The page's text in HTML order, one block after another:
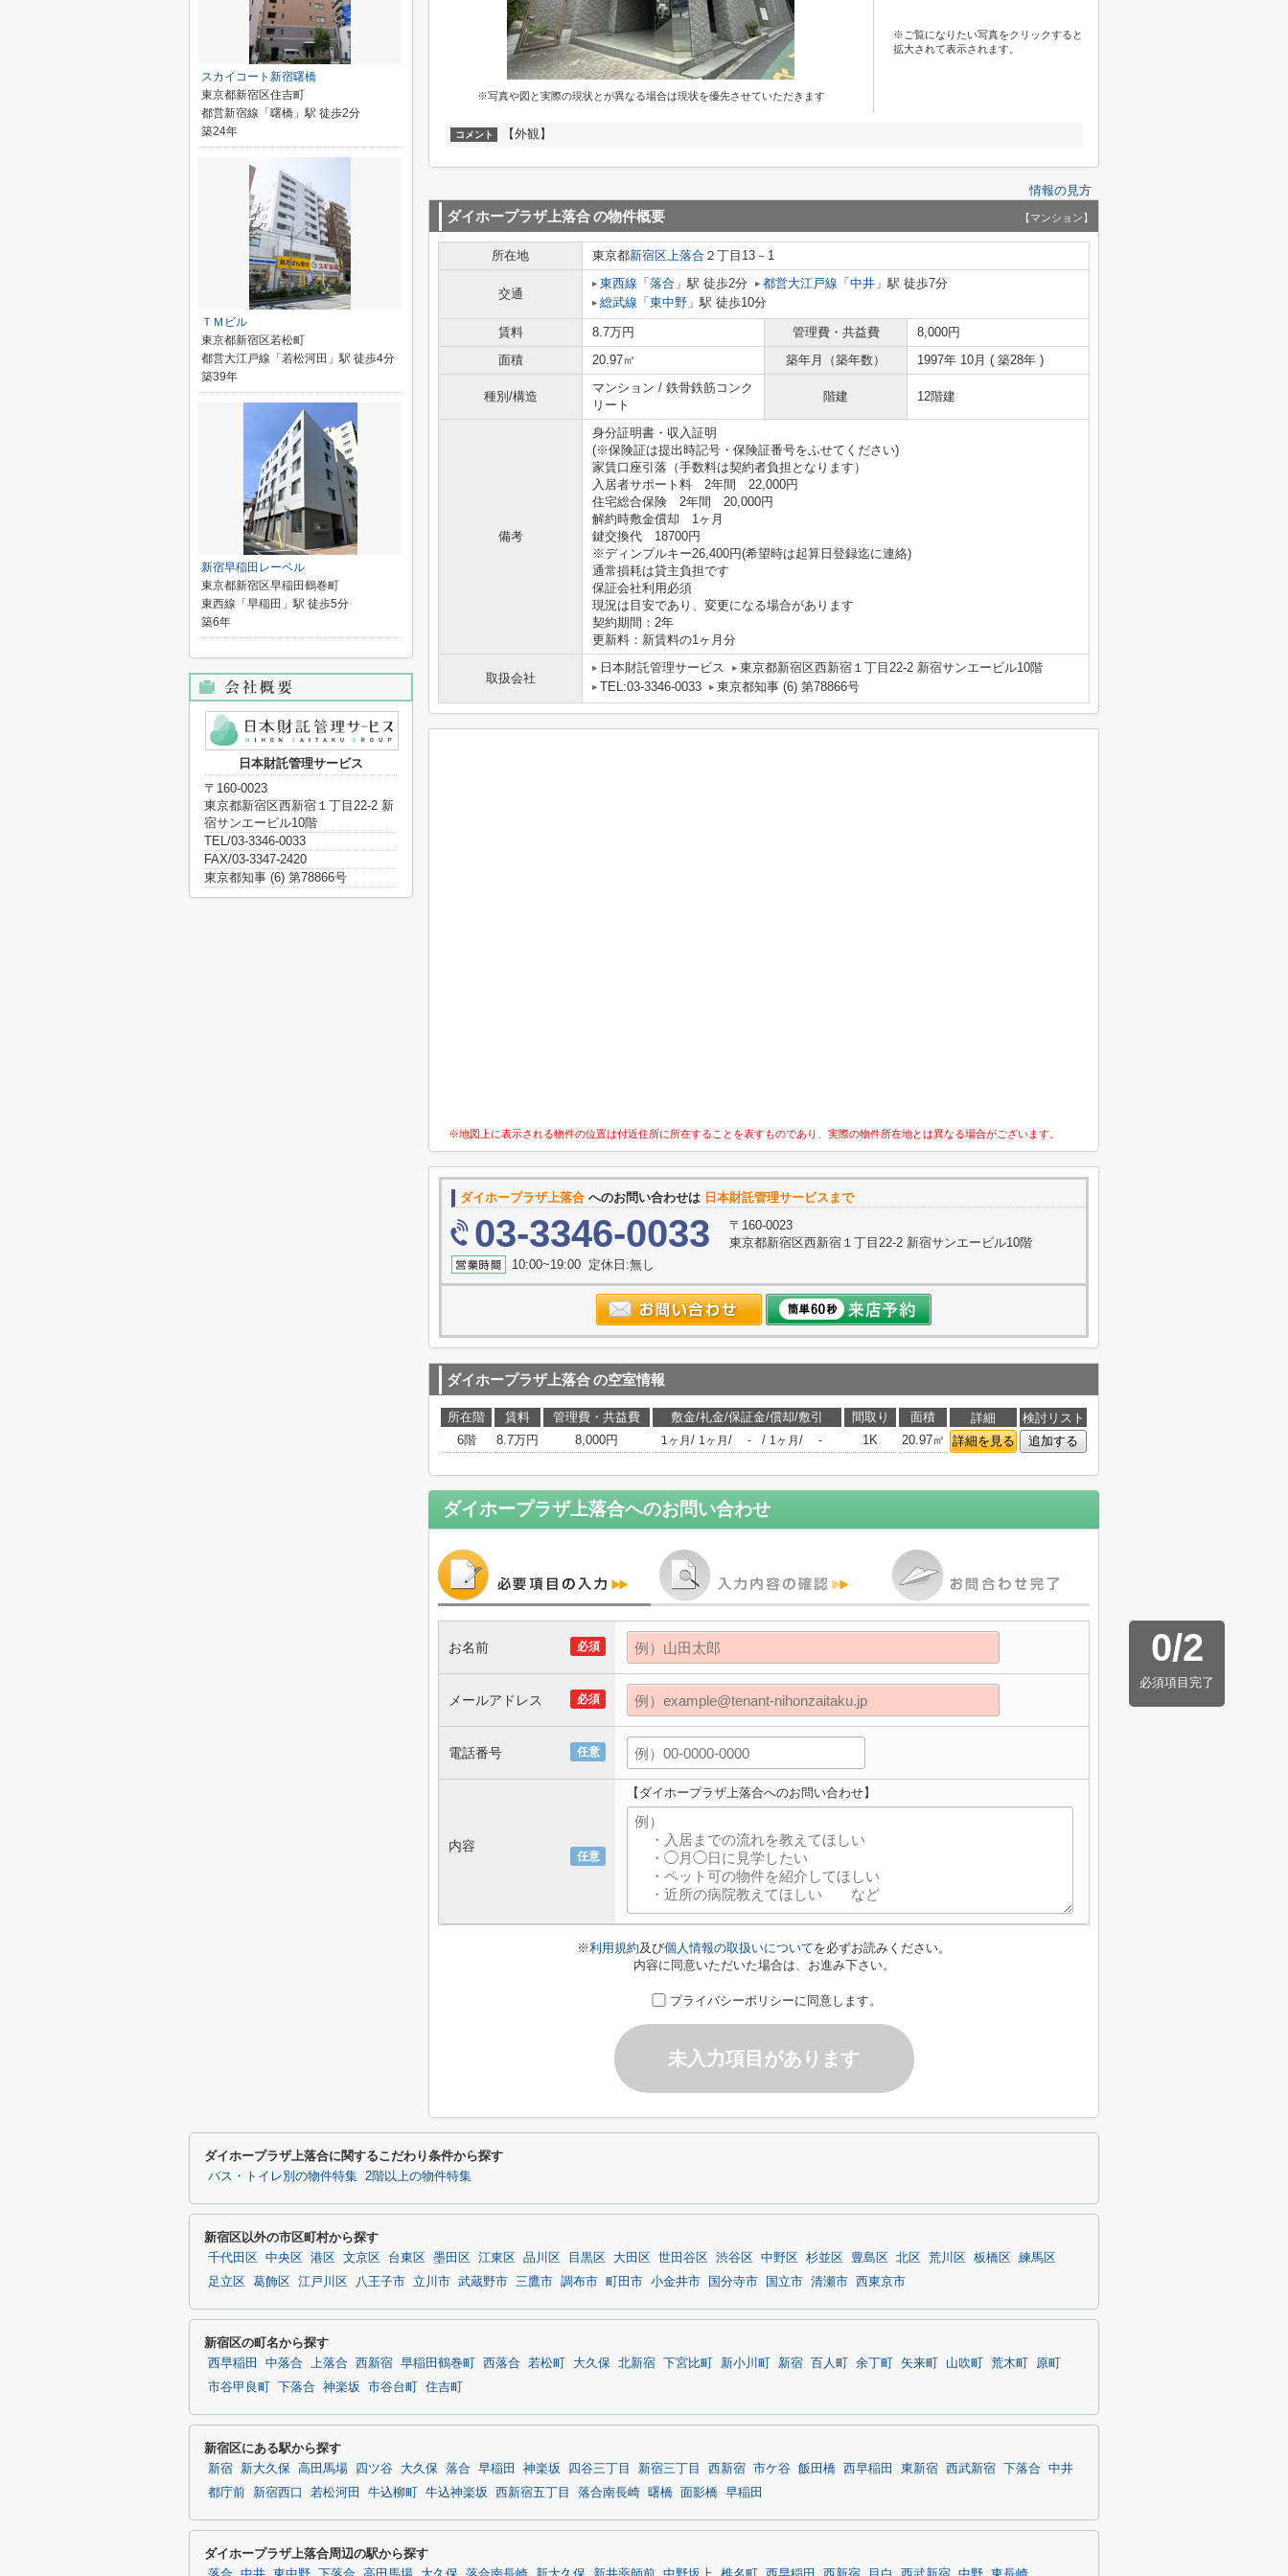
※写真や図と実際の現状とが異なる場合は現状を優先させていただきます
※ご覧になりたい写真をクリックすると
拡大されて表示されます。
コメント 【外観】
情報の見方
ダイホープラザ上落合の物件概要 【マンション】
所在地 東京都新宿区上落合 ２丁目13－1
交通
東西線 「 落合 」駅 徒歩2分 都営大江戸線 「 中井 」駅 徒歩7分
総武線 「 東中野 」駅 徒歩10分
賃料 8.7万円 管理費・共益費
8,000円
面積
20.97㎡ 築年月（築年数） 1997年 10月 ( 築28年 )
種別/構造
マンション / 鉄骨鉄筋コンク
リート
階建 12階建
備考
身分証明書・収入証明
(※保険証は提出時記号・保険証番号をふせてください)
家賃口座引落（手数料は契約者負担となります）
入居者サポート料 2年間 22,000円
住宅総合保険 2年間 20,000円
解約時敷金償却 1ヶ月
鍵交換代 18700円
※ディンプルキー26,400円(希望時は起算日登録迄に連絡)
通常損耗は貸主負担です
保証会社利用必須
現況は目安であり、変更になる場合があります
契約期間：2年
更新料：新賃料の1ヶ月分
取扱会社
日本財託管理サービス
東京都新宿区西新宿１丁目22-2 新宿サンエービル10階
TEL:03-3346-0033
東京都知事 (6) 第78866号
※地図上に表示される物件の位置は付近住所に所在することを表すものであり、実際の物件所在地とは異なる場合がございます。
ダイホープラザ上落合 へのお問い合わせは 日本財託管理サービスまで
03-3346-0033
〒160-0023
東京都新宿区西新宿１丁目22-2 新宿サンエービル10階
10:00~19:00 定休日:無し
ダイホープラザ上落合の空室情報
所在階 賃料 管理費・共益費 敷金/礼金/保証金/償却/敷引 間取り 面積 詳細
検討リスト
6階
8.7万円 8,000円 1ヶ月 / 1ヶ月 / - / 1ヶ月 / - 1K 20.97㎡ 詳細を見る 追加する
ダイホープラザ上落合へのお問い合わせ
0/2
必須項目完了
必須
お名前
必須
メールアドレス
任意
電話番号
任意
内容
【ダイホープラザ上落合へのお問い合わせ】
※利用規約及び個人情報の取扱いについてを必ずお読みください。
内容に同意いただいた場合は、お進み下さい。
プライバシーポリシーに同意します。
未入力項目があります
スカイコート新宿曙橋
東京都新宿区住吉町
都営新宿線「曙橋」駅 徒歩2分
築24年
ＴＭビル
東京都新宿区若松町
都営大江戸線「若松河田」駅 徒歩4分
築39年
新宿早稲田レーベル
東京都新宿区早稲田鶴巻町
東西線「早稲田」駅 徒歩5分
築6年
日本財託管理サービス
〒160-0023
東京都新宿区西新宿１丁目22-2 新
宿サンエービル10階
TEL/03-3346-0033
FAX/03-3347-2420
東京都知事 (6) 第78866号
ダイホープラザ上落合に関するこだわり条件から探す
バス・トイレ別の物件特集 2階以上の物件特集
新宿区以外の市区町村から探す
千代田区 中央区 港区 文京区 台東区 墨田区 江東区 品川区 目黒区 大田区 世田谷区 渋谷区 中野区 杉並区 豊島区 北区 荒川区 板橋区
練馬区
足立区
葛飾区 江戸川区 八王子市 立川市 武蔵野市 三鷹市 調布市 町田市 小金井市 国分寺市 国立市 清瀬市 西東京市
新宿区の町名から探す
西早稲田 中落合 上落合 西新宿 早稲田鶴巻町 西落合 若松町 大久保 北新宿 下宮比町 新小川町 新宿 百人町 余丁町 矢来町 山吹町 荒木町
原町
市谷甲良町
下落合 神楽坂 市谷台町 住吉町
新宿区にある駅から探す
新宿 新大久保 高田馬場 四ツ谷 大久保 落合 早稲田 神楽坂 四谷三丁目 新宿三丁目 西新宿 市ケ谷 飯田橋 西早稲田 東新宿 西武新宿 下落合 中井
都庁前
新宿西口 若松河田 牛込柳町 牛込神楽坂 西新宿五丁目 落合南長崎 曙橋 面影橋 早稲田
ダイホープラザ上落合周辺の駅から探す